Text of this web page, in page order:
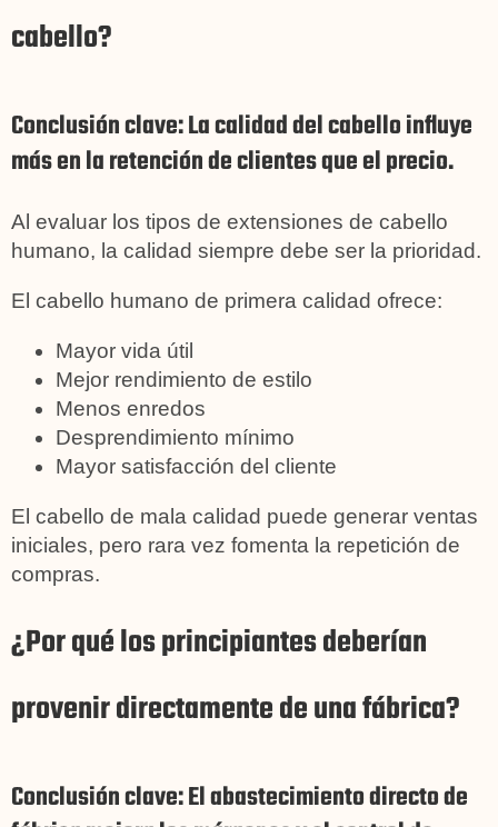
cabello?
Conclusión clave: La calidad del cabello influye
más en la retención de clientes que el precio.
Al evaluar los tipos de extensiones de cabello
humano, la calidad siempre debe ser la prioridad.
El cabello humano de primera calidad ofrece:
Mayor vida útil
Mejor rendimiento de estilo
Menos enredos
Desprendimiento mínimo
Mayor satisfacción del cliente
El cabello de mala calidad puede generar ventas
iniciales, pero rara vez fomenta la repetición de
compras.
¿Por qué los principiantes deberían
provenir directamente de una fábrica?
Conclusión clave: El abastecimiento directo de